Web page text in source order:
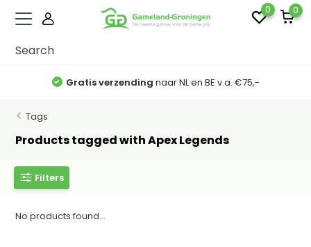
0 0
Gratis verzending naar NL en BE v.a. €75,-
Tags
Products tagged with Apex Legends
Filters
No products found...